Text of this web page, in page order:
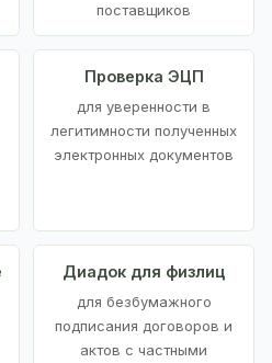
поставщиков
Проверка ЭЦП
для уверенности в
легитимности полученных
электронных документов
Диадок для физлиц
для безбумажного
подписания договоров и
актов с частными